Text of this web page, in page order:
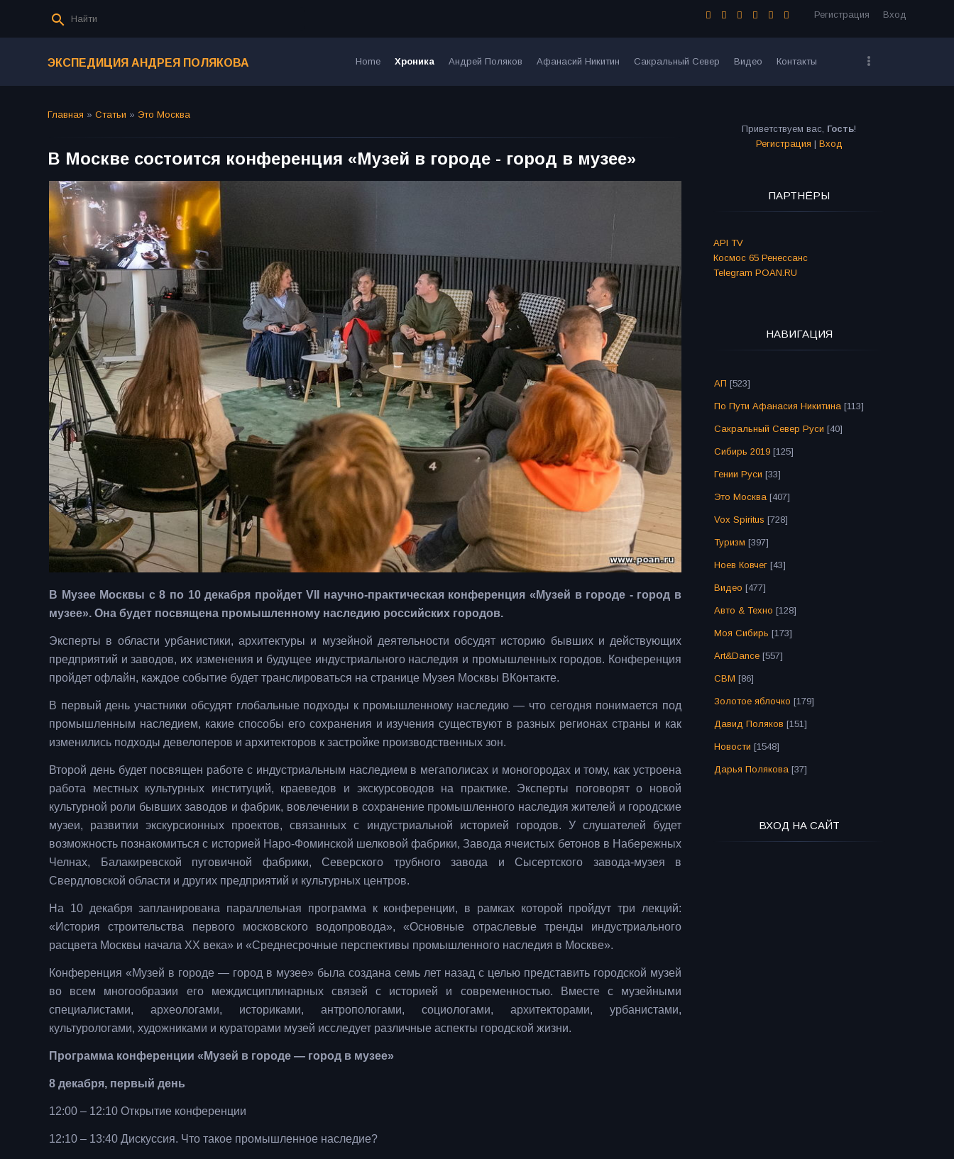
Регистрация Вход
ЭКСПЕДИЦИЯ АНДРЕЯ ПОЛЯКОВА Home Хроника Андрей Поляков Афанасий Никитин Сакральный Север Видео Контакты
Главная » Статьи » Это Москва
В Москве состоится конференция «Музей в городе - город в музее»
В Музее Москвы с 8 по 10 декабря пройдет VII научно-практическая конференция «Музей в городе - город в
музее». Она будет посвящена промышленному наследию российских городов.
Эксперты в области урбанистики, архитектуры и музейной деятельности обсудят историю бывших и действующих
предприятий и заводов, их изменения и будущее индустриального наследия и промышленных городов. Конференция
пройдет офлайн, каждое событие будет транслироваться на странице Музея Москвы ВКонтакте.
В первый день участники обсудят глобальные подходы к промышленному наследию — что сегодня понимается под
промышленным наследием, какие способы его сохранения и изучения существуют в разных регионах страны и как
изменились подходы девелоперов и архитекторов к застройке производственных зон.
Второй день будет посвящен работе с индустриальным наследием в мегаполисах и моногородах и тому, как устроена
работа местных культурных институций, краеведов и экскурсоводов на практике. Эксперты поговорят о новой
культурной роли бывших заводов и фабрик, вовлечении в сохранение промышленного наследия жителей и городские
музеи, развитии экскурсионных проектов, связанных с индустриальной историей городов. У слушателей будет
возможность познакомиться с историей Наро-Фоминской шелковой фабрики, Завода ячеистых бетонов в Набережных
Челнах, Балакиревской пуговичной фабрики, Северского трубного завода и Сысертского завода-музея в
Свердловской области и других предприятий и культурных центров.
На 10 декабря запланирована параллельная программа к конференции, в рамках которой пройдут три лекций:
«История строительства первого московского водопровода», «Основные отраслевые тренды индустриального
расцвета Москвы начала ХХ века» и «Среднесрочные перспективы промышленного наследия в Москве».
Конференция «Музей в городе — город в музее» была создана семь лет назад с целью представить городской музей
во всем многообразии его междисциплинарных связей с историей и современностью. Вместе с музейными
специалистами, археологами, историками, антропологами, социологами, архитекторами, урбанистами,
культурологами, художниками и кураторами музей исследует различные аспекты городской жизни.
Программа конференции «Музей в городе — город в музее»
8 декабря, первый день
12:00 – 12:10 Открытие конференции
12:10 – 13:40 Дискуссия. Что такое промышленное наследие?
Приветствуем вас, Гость!
Регистрация | Вход
ПАРТНЁРЫ
API TV
Космос 65 Ренессанс
Telegram POAN.RU
НАВИГАЦИЯ
АП [523]
По Пути Афанасия Никитина [113]
Сакральный Север Руси [40]
Сибирь 2019 [125]
Гении Руси [33]
Это Москва [407]
Vox Spiritus [728]
Туризм [397]
Ноев Ковчег [43]
Видео [477]
Авто & Техно [128]
Моя Сибирь [173]
Art&Dance [557]
СВМ [86]
Золотое яблочко [179]
Давид Поляков [151]
Новости [1548]
Дарья Полякова [37]
ВХОД НА САЙТ